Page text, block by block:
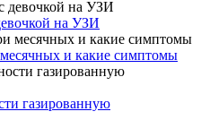
на УЗИ
и какие симптомы
газированную